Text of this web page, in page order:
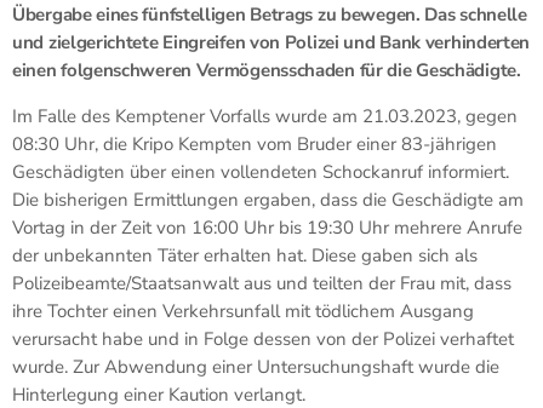
Übergabe eines fünfstelligen Betrags zu bewegen. Das schnelle
und zielgerichtete Eingreifen von Polizei und Bank verhinderten
einen folgenschweren Vermögensschaden für die Geschädigte.
Im Falle des Kemptener Vorfalls wurde am 21.03.2023, gegen
08:30 Uhr, die Kripo Kempten vom Bruder einer 83-jährigen
Geschädigten über einen vollendeten Schockanruf informiert.
Die bisherigen Ermittlungen ergaben, dass die Geschädigte am
Vortag in der Zeit von 16:00 Uhr bis 19:30 Uhr mehrere Anrufe
der unbekannten Täter erhalten hat. Diese gaben sich als
Polizeibeamte/Staatsanwalt aus und teilten der Frau mit, dass
ihre Tochter einen Verkehrsunfall mit tödlichem Ausgang
verursacht habe und in Folge dessen von der Polizei verhaftet
wurde. Zur Abwendung einer Untersuchungshaft wurde die
Hinterlegung einer Kaution verlangt.